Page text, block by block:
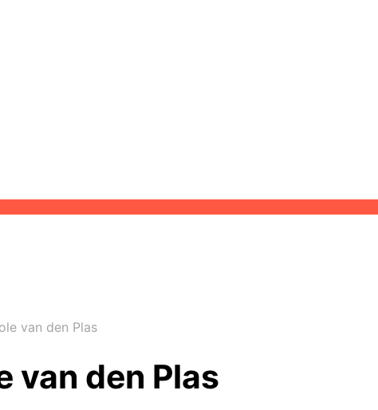
van den Plas
van den Plas